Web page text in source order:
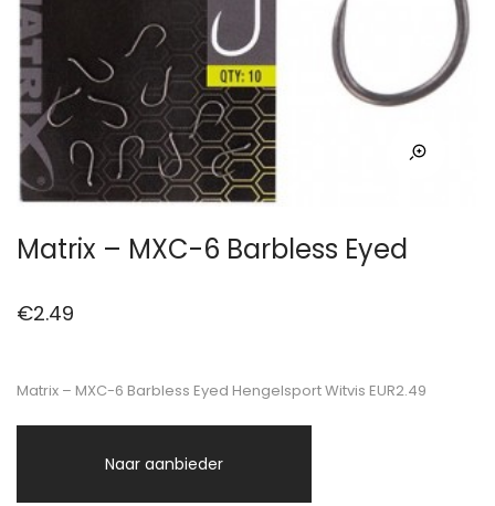
Matrix – MXC-6 Barbless Eyed
€2.49
Matrix – MXC-6 Barbless Eyed Hengelsport Witvis EUR2.49
Naar aanbieder